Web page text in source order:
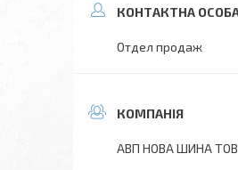
Отдел продаж
АВП НОВА ШИНА ТОВ